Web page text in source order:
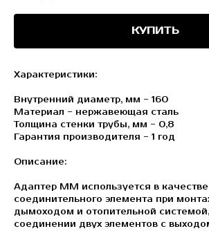
КУПИТЬ
Характеристики:
Внутренний диаметр, мм - 160
Материал - нержавеющая сталь
Толщина стенки трубы, мм - 0,8
Гарантия производителя - 1 год
Описание:
Адаптер ММ используется в качестве
соединительного элемента при
дымоходом и отопительной
соединении двух элементов с